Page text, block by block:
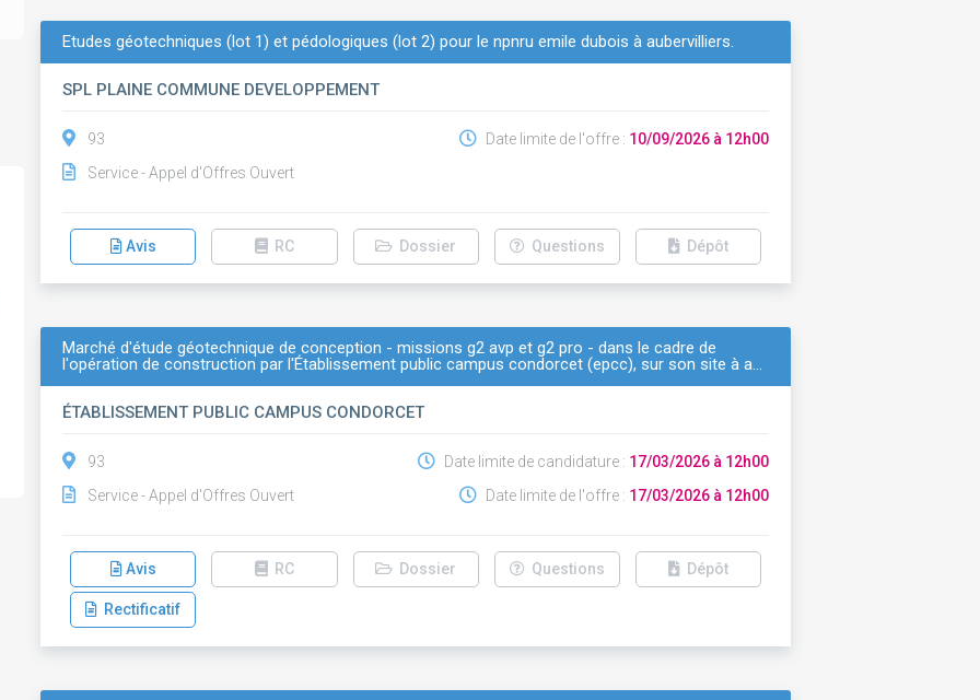
Etudes géotechniques (lot 1) et pédologiques (lot 2) pour le npnru emile dubois à aubervilliers.
SPL PLAINE COMMUNE DEVELOPPEMENT
93
Service - Appel d'Offres Ouvert
Date limite de l'offre : 10/09/2026 à 12h00
Avis RC Dossier Questions Dépôt
Marché d'étude géotechnique de conception - missions g2 avp et g2 pro - dans le cadre de
l'opération de construction par l'Établissement public campus condorcet (epcc), sur son site à a…
ÉTABLISSEMENT PUBLIC CAMPUS CONDORCET
93
Service - Appel d'Offres Ouvert
Date limite de candidature : 17/03/2026 à 12h00
Date limite de l'offre : 17/03/2026 à 12h00
Avis RC Dossier Questions Dépôt
Rectificatif